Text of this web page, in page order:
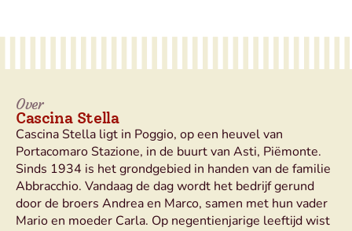
Over
Cascina Stella
Cascina Stella ligt in Poggio, op een heuvel van
Portacomaro Stazione, in de buurt van Asti, Piëmonte.
Sinds 1934 is het grondgebied in handen van de familie
Abbracchio. Vandaag de dag wordt het bedrijf gerund
door de broers Andrea en Marco, samen met hun vader
Mario en moeder Carla. Op negentienjarige leeftijd wist